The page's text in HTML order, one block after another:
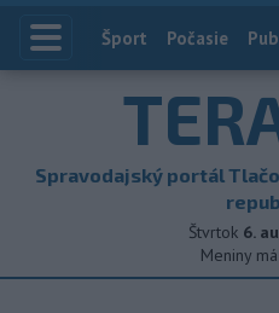
Index
Šport Počasie
Spravodajský portál
Štvrtok 6.
Meniny má